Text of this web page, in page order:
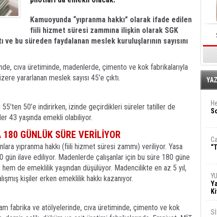
Kamuoyunda “yıpranma hakkı” olarak ifade edilen
fiili hizmet süresi zammına ilişkin olarak SGK
bu süreden faydalanan meslek kuruluşlarının sayısını
cıva üretiminde, madenlerde, çimento ve kok fabrikalarıyla
yararlanan meslek sayısı 45’e çıktı.
55’ten 50’e indirirken, izinde geçirdikleri süreler tatiller de
43 yaşında emekli olabiliyor.
GÜNLÜK SÜRE VERİLİYOR
yıpranma hakkı (fiili hizmet süresi zammı) veriliyor. Yasa
gün ilave ediliyor. Madenlerde çalışanlar için bu süre 180 güne
de emeklilik yaşından düşülüyor. Madencilikte en az 5 yıl,
kişiler erken emeklilik hakkı kazanıyor.
fabrika ve atölyelerinde, cıva üretiminde, çimento ve kok